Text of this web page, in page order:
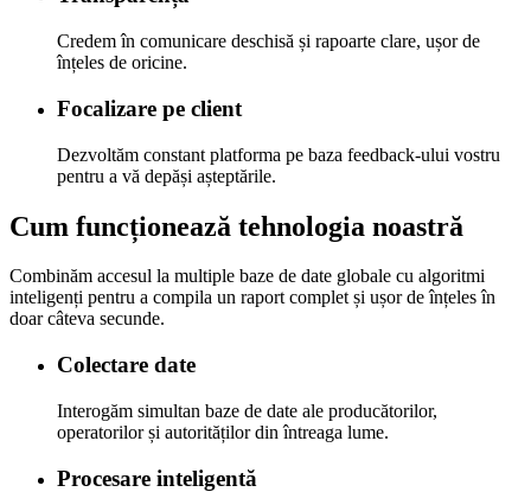
Credem în comunicare deschisă și rapoarte clare, ușor de
înțeles de oricine.
Focalizare pe client
Dezvoltăm constant platforma pe baza feedback-ului vostru
pentru a vă depăși așteptările.
Cum funcționează tehnologia noastră
Combinăm accesul la multiple baze de date globale cu algoritmi
inteligenți pentru a compila un raport complet și ușor de înțeles în
doar câteva secunde.
Colectare date
Interogăm simultan baze de date ale producătorilor,
operatorilor și autorităților din întreaga lume.
Procesare inteligentă